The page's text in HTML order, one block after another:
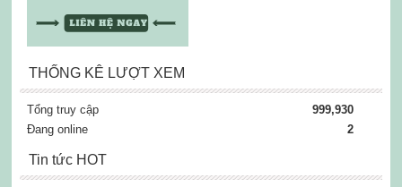
THỐNG KÊ LƯỢT XEM
Tổng truy cập
999,930
Đang online
2
Tin tức HOT